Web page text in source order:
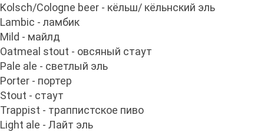
Kolsch/Cologne beer - кёльш/ кёльнский эль
Lambic - ламбик
Mild - майлд
Oatmeal stout - овсяный стаут
Pale ale - светлый эль
Porter - портер
Stout - стаут
Trappist - траппистское пиво
Light ale - Лайт эль